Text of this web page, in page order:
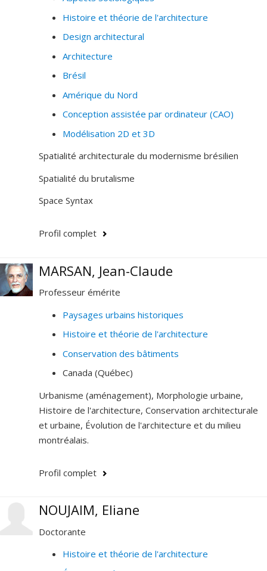
l'Institut de recherche en histoire de l'architecture
(IRHA), organisme interdisciplinaire de l'Université de
Montréal, l'Université McGill et du Centre Canadien
Histoire et théorie de l'architecture
Design architectural
Architecture
Brésil
Amérique du Nord
Conception assistée par ordinateur (CAO)
Modélisation 2D et 3D
Spatialité architecturale du modernisme brésilien
Spatialité du brutalisme
Space Syntax
Profil complet
MARSAN, Jean-Claude
Professeur émérite
Paysages urbains historiques
Histoire et théorie de l'architecture
Conservation des bâtiments
Canada (Québec)
Urbanisme (aménagement), Morphologie urbaine,
Histoire de l'architecture, Conservation architecturale
et urbaine, Évolution de l'architecture et du milieu
montréalais.
Profil complet
NOUJAIM, Eliane
Doctorante
Histoire et théorie de l'architecture